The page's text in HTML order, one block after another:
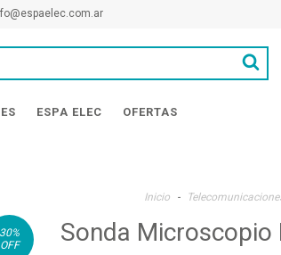
ESPA ELEC OFERTAS
Inicio -
30%
OFF
Sonda Microscopio